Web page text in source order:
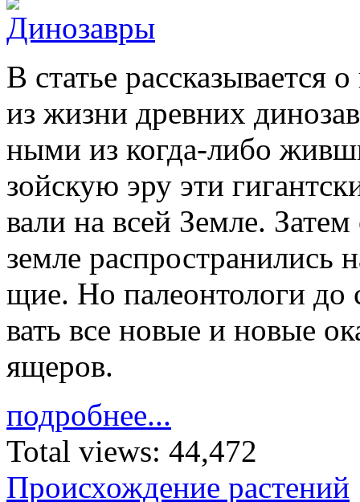
В ста­тье рас­ска­зы­ва­ется
из жиз­ни древ­них
ны­ми из ко­гда-либо
зой­скую эру эти
ва­ли на всей Зем­ле.
зем­ле
щие. Но па­ле­он­то­ло­ги
вать все но­вые и но­вые
яще­ров.
подробнее...
Total views: 44,472
Происхождение растений